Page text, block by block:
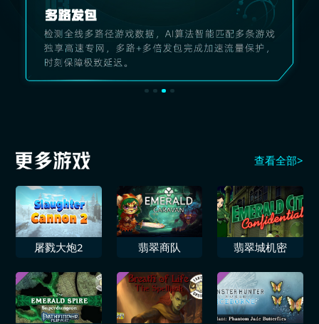
查看全部>
屠戮大炮2 翡翠商队 翡翠城机密